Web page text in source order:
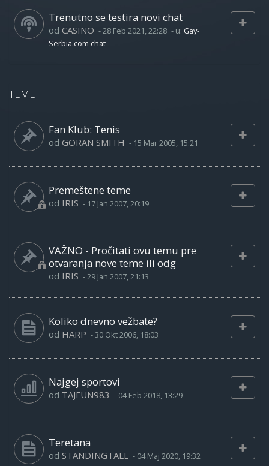
Trenutno se testira novi chat
od CASINO -28 Feb 2021, 22:28 - u: Gay-
Serbia.com chat
TEME
Fan Klub: Tenis
od GORAN SMITH - 15 Mar 2005, 15:21
Premeštene teme
od IRIS - 17 Jan 2007, 20:19
VAŽNO - Pročitati ovu temu pre
otvaranja nove teme ili odg
od IRIS -29 Jan 2007, 21:13
Koliko dnevno vežbate?
od HARP -30 Okt 2006, 18:03
Najgej sportovi
od TAJFUN983 - 04 Feb 2018, 13:29
Teretana
od STANDINGTALL - 04 Maj 2020, 19:32